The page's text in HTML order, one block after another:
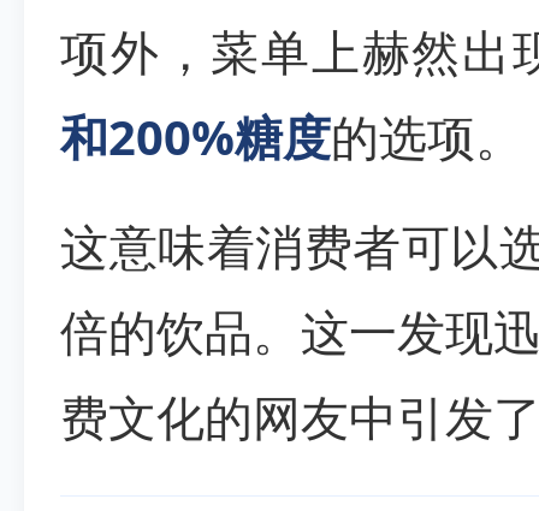
项外，菜单上赫然出
和200%糖度的选项。
这意味着消费者可以
倍的饮品。这一发现
费文化的网友中引发